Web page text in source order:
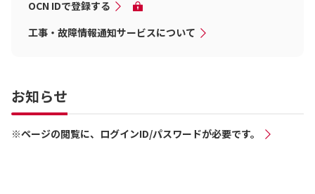
OCN IDで登録する
工事・故障情報通知サービスについて
お知らせ
※ページの閲覧に、ログインID/パスワードが必要です。